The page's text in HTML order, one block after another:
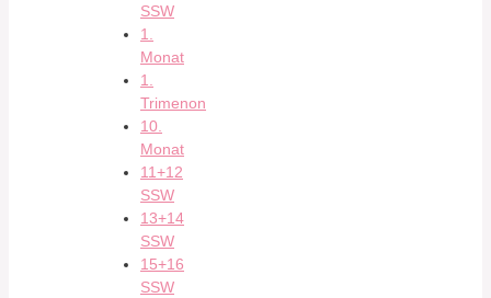
SSW
1.
Monat
1.
Trimenon
10.
Monat
11+12
SSW
13+14
SSW
15+16
SSW